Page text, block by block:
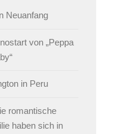
Neuanfang
von „Peppa
in Peru
romantische
haben sich in